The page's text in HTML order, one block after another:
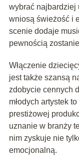
wybrać najbardziej
wniosą świeżość i
scenie dodaje
pewnością
Włączenie
jest także szansą
zdobycie cennych
młodych artystek
prestiżowej
uznanie w branży
nim zyskuje nie
emocjonalną.